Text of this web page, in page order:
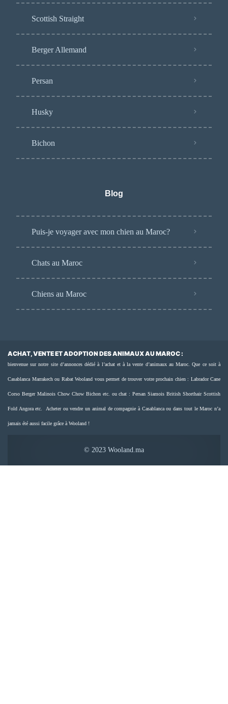
Scottish Straight
Berger Allemand
Persan
Husky
Bichon
Blog
Puis-je voyager avec mon chien au Maroc?
Chats au Maroc
Chiens au Maroc
ACHAT, VENTE ET ADOPTION DES ANIMAUX AU MAROC :
bienvenue sur notre site d’annonces dédié à l’achat et à la vente d’animaux au Maroc. Que ce soit à
Casablanca Marrakech ou Rabat Wooland vous permet de trouver votre prochain chien : Labrador Cane
Corso Berger Malinois Chow Chow Bichon etc. ou chat : Persan Siamois British Shorthair Scottish
Fold Angora etc. Acheter ou vendre un animal de compagnie à Casablanca ou dans tout le Maroc n’a
jamais été aussi facile grâce à Wooland !
© 2023 Wooland.ma